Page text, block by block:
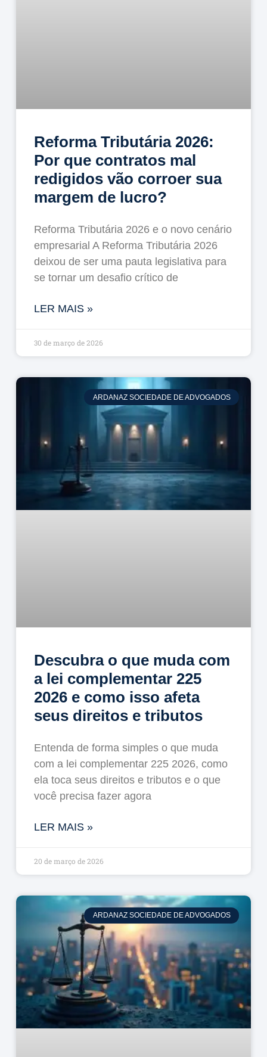
Reforma Tributária 2026:
Por que contratos mal
redigidos vão corroer sua
margem de lucro?
Reforma Tributária 2026 e o novo cenário
empresarial A Reforma Tributária 2026
deixou de ser uma pauta legislativa para
se tornar um desafio crítico de
LER MAIS »
30 de março de 2026
ARDANAZ SOCIEDADE DE ADVOGADOS
Descubra o que muda com
a lei complementar 225
2026 e como isso afeta
seus direitos e tributos
Entenda de forma simples o que muda
com a lei complementar 225 2026, como
ela toca seus direitos e tributos e o que
você precisa fazer agora
LER MAIS »
20 de março de 2026
ARDANAZ SOCIEDADE DE ADVOGADOS